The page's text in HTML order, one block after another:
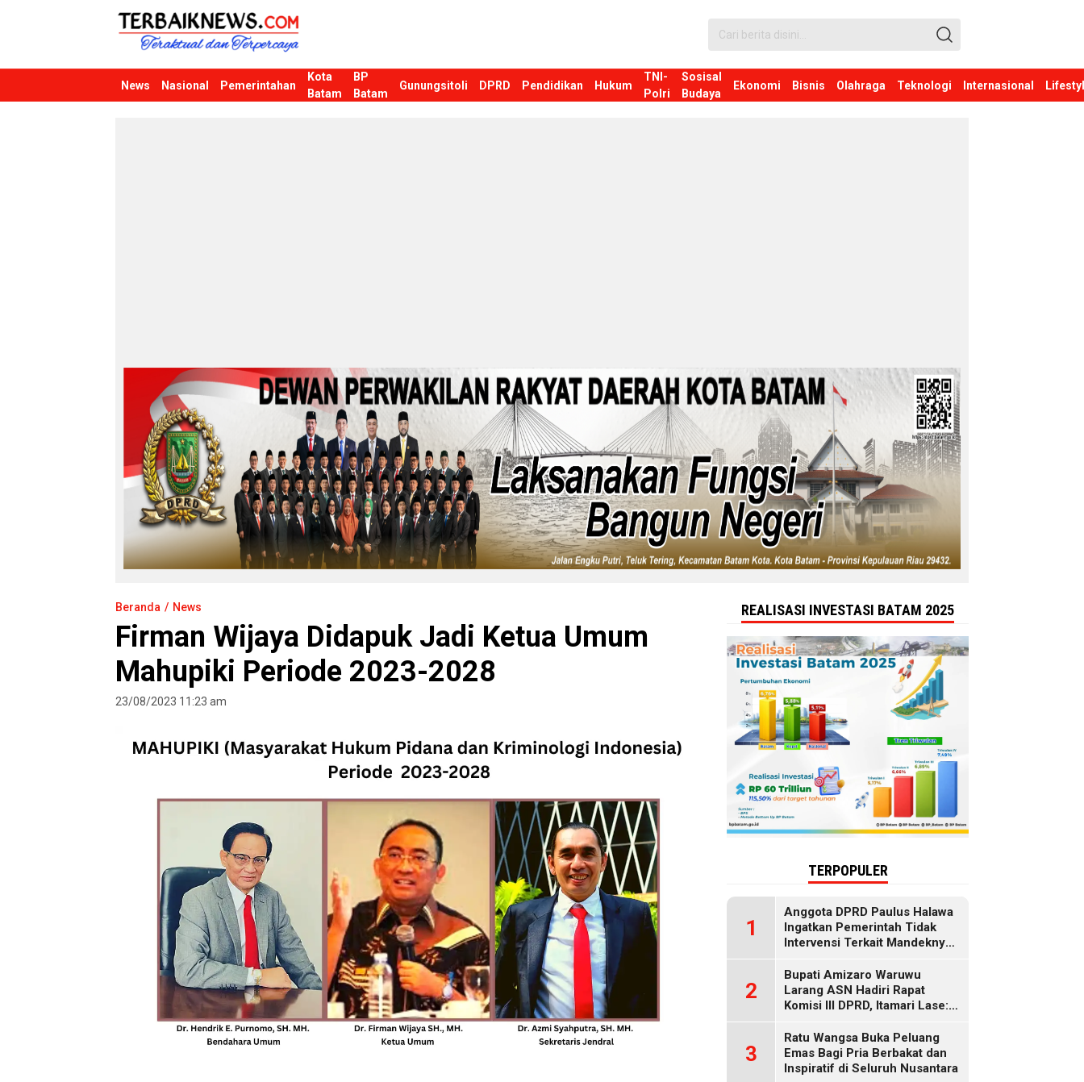
Terbaiknews
Teraktual dan Terpercaya
News Nasional Pemerintahan
Kota
Batam
BP
Batam
Gunungsitoli DPRD Pendidikan Hukum
TNI-
Polri
Sosisal
Budaya
Ekonomi Bisnis Olahraga Teknologi Internasional
Beranda News
Firman Wijaya Didapuk Jadi Ketua Umum
Mahupiki Periode 2023-2028
23/08/2023 11:23 am
REALISASI INVESTASI BATAM 2025
TERPOPULER
1
Anggota DPRD Paulus Halawa
Ingatkan Pemerintah Tidak
Intervensi Terkait Mandeknya
2
Bupati Amizaro Waruwu
Larang ASN Hadiri Rapat
Komisi III DPRD, Itamari Lase:
Parliament
3
Ratu Wangsa Buka Peluang
Emas Bagi Pria Berbakat dan
Inspiratif di Seluruh Nusantara